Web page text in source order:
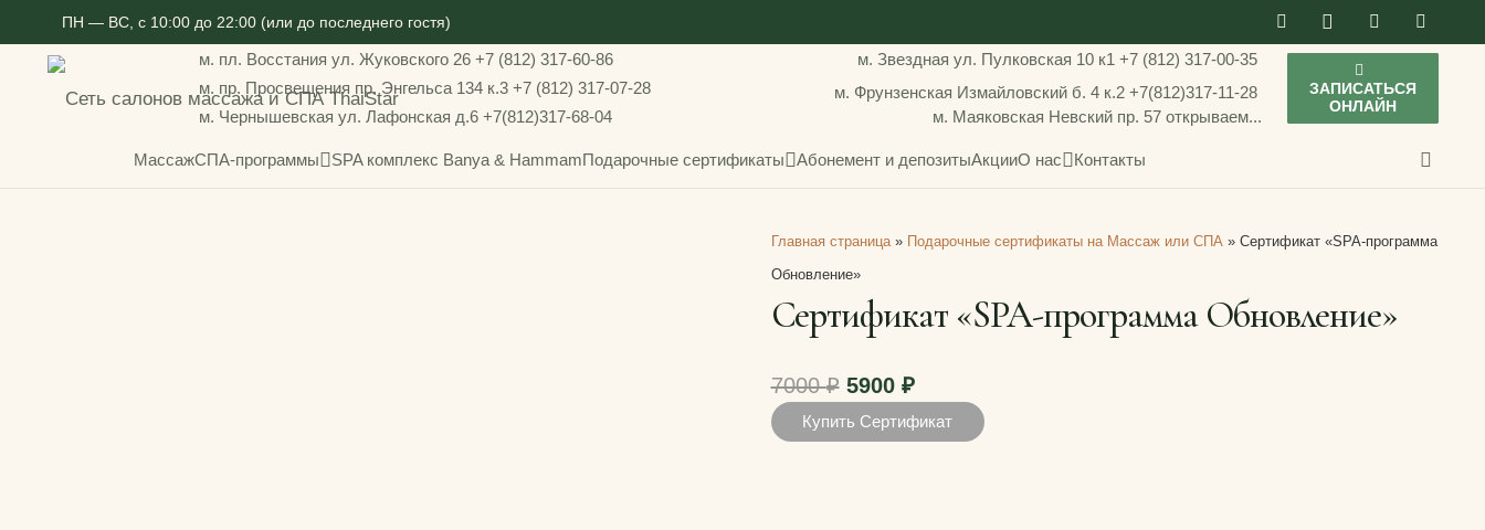
ПН — ВС, с 10:00 до 22:00 (или до последнего гостя)
м. пл. Восстания ул. Жуковского 26 +7 (812) 317-60-86 м. Звездная ул. Пулковская 10 к1 +7 (812) 317-00-35
м. пр. Просвещения пр. Энгельса 134 к.3 +7 (812) 317-07-28 м. Фрунзенская Измайловский б. 4 к.2 +7(812)317-11-28
м. Чернышевская ул. Лафонская д.6 +7(812)317-68-04 м. Маяковская Невский пр. 57 открываем...
ЗАПИСАТЬСЯ
ОНЛАЙН
МассажСПА-программы SPA комплекс Banya & HammamПодарочные сертификаты Абонемент и депозитыАкцииО нас Контакты
Главная страница» Подарочные сертификаты на Массаж или СПА» Сертификат «SPA-программа
Обновление»
Сертификат «SPA-программа Обновление»
7000₽ Первоначальная
цена
составляла
5900 ₽Текущая
цена:
5900 ₽.
Купить Сертификат